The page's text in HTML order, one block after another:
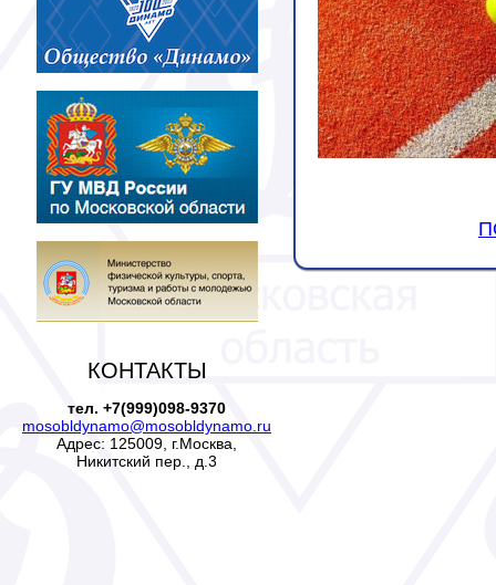
КОНТАКТЫ
тел. +7(999)098-9370
mosobldynamo@mosobldynamo.ru
Адрес: 125009, г.Москва,
Никитский пер., д.3